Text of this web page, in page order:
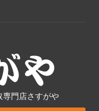
専門店さすがや